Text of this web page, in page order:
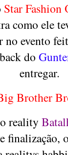
Star Fashion
como ele
no evento
do
entregar.
Brother
reality
finalização,